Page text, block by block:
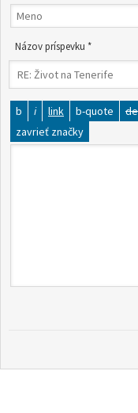
Názov príspevku *